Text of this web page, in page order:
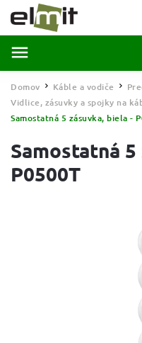
Domov / Káble a vodiče /
Vidlice, zásuvky a spojky na
Samostatná 5 zásuvka, biela -
Samostatná
P0500T